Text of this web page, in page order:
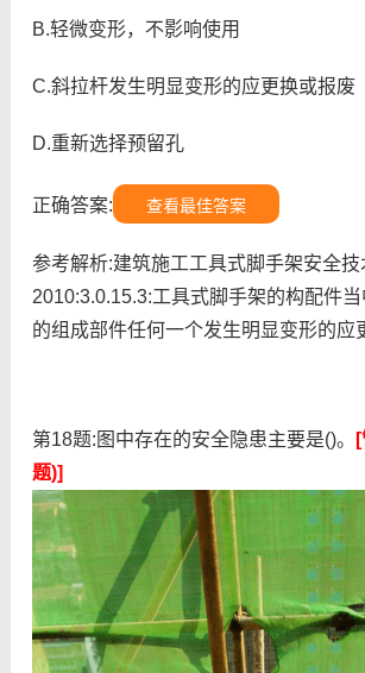
B.轻微变形，不影响使用
C.斜拉杆发生明显变形的应更换或报废
D.重新选择预留孔
正确答案: 查看最佳答案
参考解析:建筑施工工具式脚手架安全
2010:3.0.15.3:工具式脚手架的构配件
的组成部件任何一个发生明显变形的应
第18题:图中存在的安全隐患主要是()。
题)]